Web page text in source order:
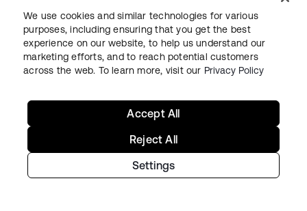
PRODUCT INNOVATION •06 AGO 2026
Quantum computing and identity security:
Two problems, one imperative
We use cookies and similar technologies for various
purposes, including ensuring that you get the best
experience on our website, to help us understand our
marketing efforts, and to reach potential customers
across the web. To learn more, visit our Privacy Policy
Settings
Reject All
Accept All